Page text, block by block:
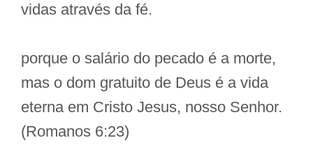
vidas através da fé.
porque o salário do pecado é a morte,
mas o dom gratuito de Deus é a vida
eterna em Cristo Jesus, nosso Senhor.
(Romanos 6:23)